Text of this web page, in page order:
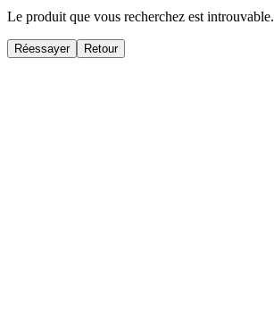
Le produit que vous recherchez est introuvable.
Réessayer Retour